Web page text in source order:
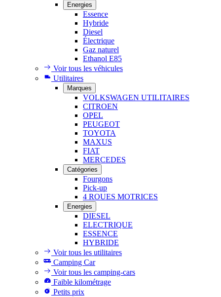
Energies
Essence
Hybride
Diesel
Électrique
Gaz naturel
Ethanol E85
Voir tous les véhicules
Utilitaires
Marques
VOLKSWAGEN UTILITAIRES
CITROEN
OPEL
PEUGEOT
TOYOTA
MAXUS
FIAT
MERCEDES
Catégories
Fourgons
Pick-up
4 ROUES MOTRICES
Energies
DIESEL
ELECTRIQUE
ESSENCE
HYBRIDE
Voir tous les utilitaires
Camping Car
Voir tous les camping-cars
Faible kilométrage
Petits prix